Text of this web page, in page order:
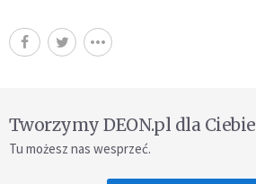
Tworzymy DEON.pl dla Ciebie
Tu możesz nas wesprzeć.